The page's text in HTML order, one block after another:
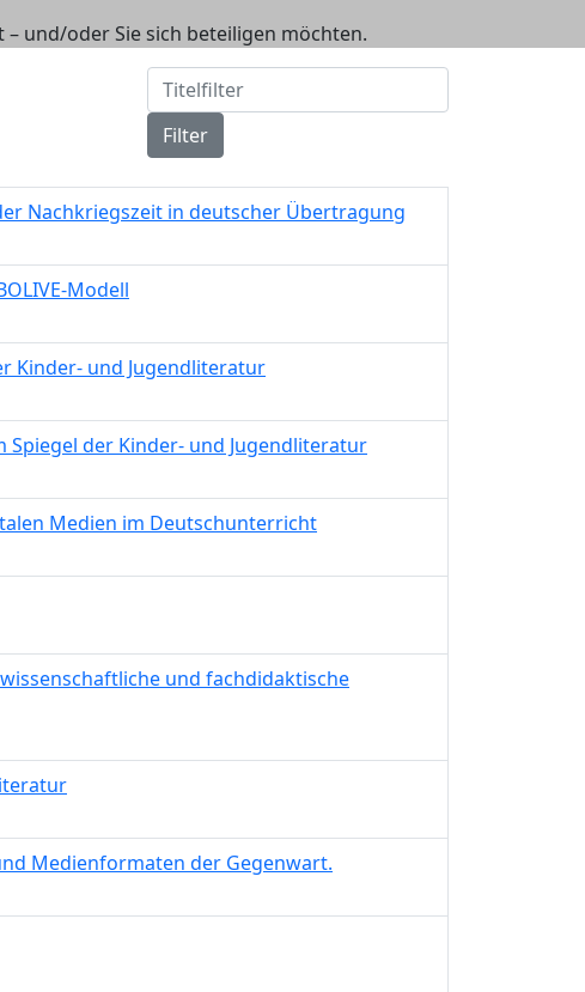
– und/oder Sie sich beteiligen möchten.
Titelfilter
Filter
Nachkriegszeit in deutscher Übertragung
Modell
Kinder- und Jugendliteratur
Spiegel der Kinder- und Jugendliteratur
Medien im Deutschunterricht
und fachdidaktische
Medienformaten der Gegenwart.